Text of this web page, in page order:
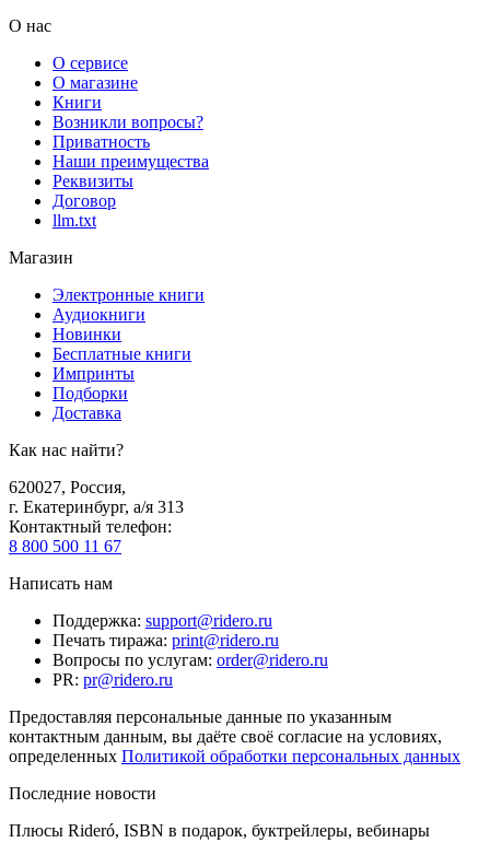
О нас
О сервисе
О магазине
Книги
Возникли вопросы?
Приватность
Наши преимущества
Реквизиты
Договор
llm.txt
Магазин
Электронные книги
Аудиокниги
Новинки
Бесплатные книги
Импринты
Подборки
Доставка
Как нас найти?
620027, Россия,
г. Екатеринбург, а/я 313
Контактный телефон:
8 800 500 11 67
Написать нам
Поддержка: support@ridero.ru
Печать тиража: print@ridero.ru
Вопросы по услугам: order@ridero.ru
PR: pr@ridero.ru
Предоставляя персональные данные по указанным
контактным данным, вы даёте своё согласие на условиях,
определенных Политикой обработки персональных данных
Последние новости
Плюсы Rideró, ISBN в подарок, буктрейлеры, вебинары